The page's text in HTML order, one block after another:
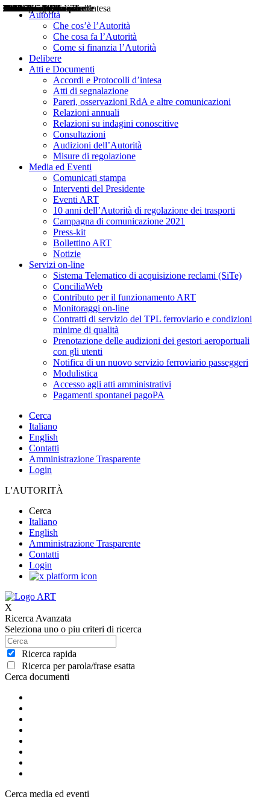
Autorità
Che cos’è l’Autorità
Che cosa fa l’Autorità
Come si finanzia l’Autorità
Delibere
Atti e Documenti
Accordi e Protocolli d’intesa
Atti di segnalazione
Pareri, osservazioni RdA e altre comunicazioni
Relazioni annuali
Relazioni su indagini conoscitive
Consultazioni
Audizioni dell’Autorità
Misure di regolazione
Media ed Eventi
Comunicati stampa
Interventi del Presidente
Eventi ART
10 anni dell’Autorità di regolazione dei trasporti
Campagna di comunicazione 2021
Press-kit
Bollettino ART
Notizie
Servizi on-line
Sistema Telematico di acquisizione reclami (SiTe)
ConciliaWeb
Contributo per il funzionamento ART
Monitoraggi on-line
Contratti di servizio del TPL ferroviario e condizioni
minime di qualità
Prenotazione delle audizioni dei gestori aeroportuali
con gli utenti
Notifica di un nuovo servizio ferroviario passeggeri
Modulistica
Accesso agli atti amministrativi
Pagamenti spontanei pagoPA
Cerca
Italiano
English
Contatti
Amministrazione Trasparente
Login
L'AUTORITÀ
Cerca
Italiano
English
Amministrazione Trasparente
Contatti
Login
X
Ricerca Avanzata
Seleziona uno o piu criteri di ricerca
Ricerca rapida
Ricerca per parola/frase esatta
Cerca documenti
Delibere
Pareri
Consultazioni
Audizioni
Atti di Segnalazione
Accordi e Protocolli d'Intesa
Relazioni annuali
Misure di regolazione
Cerca media ed eventi
Notizie
Comunicati Stampa
Bollettini ART
Convegni ART
Interviste del Presidente
Articoli in primo piano
Interventi del Presidente
2004
2005
2010
2013
2014
2015
2016
2017
2018
2019
202
2020
2021
2022
2023
2024
2025
2026
Aereo
Marittimo
Terrestre